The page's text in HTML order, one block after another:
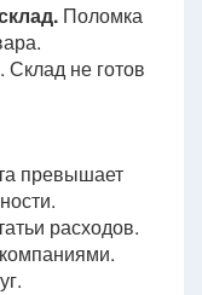
Поломка
не готов
превышает
расходов.